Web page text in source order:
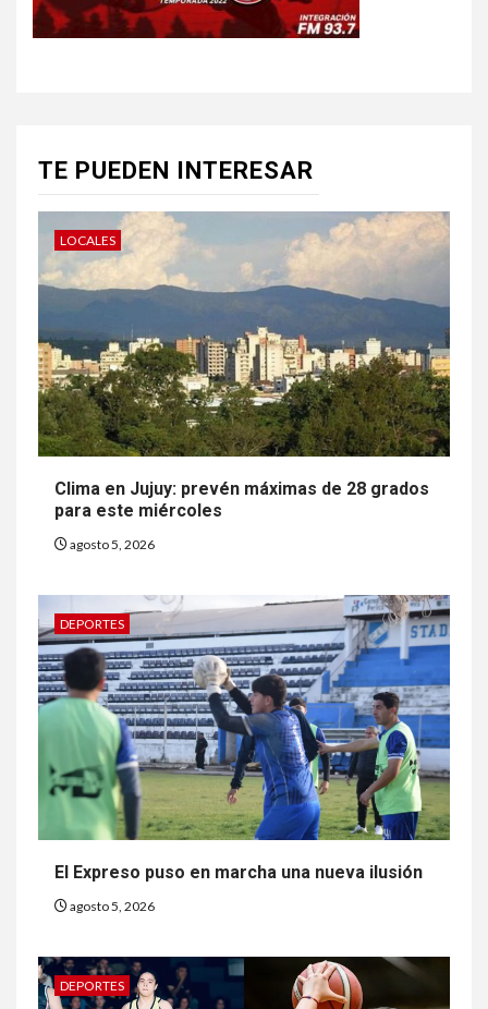
TE PUEDEN INTERESAR
LOCALES
Clima en Jujuy: prevén máximas de 28 grados
para este miércoles
agosto 5, 2026
DEPORTES
El Expreso puso en marcha una nueva ilusión
agosto 5, 2026
DEPORTES